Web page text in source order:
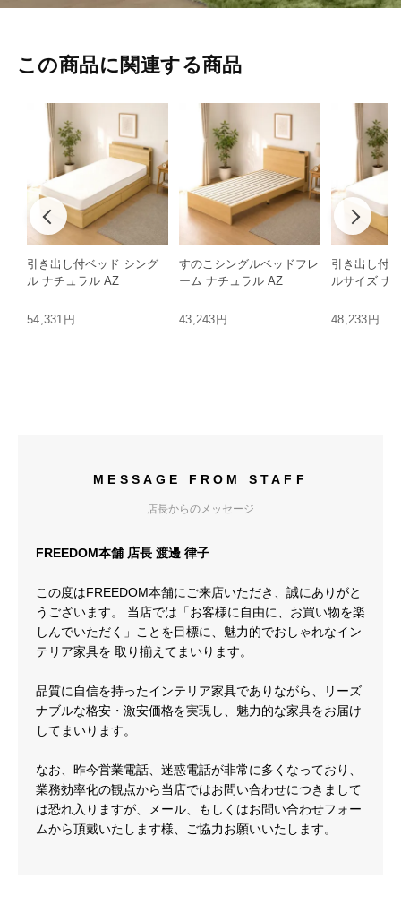
この商品に関連する商品
引き出し付ベッド シング
ル ナチュラル AZ
54,331円
すのこシングルベッドフレ
ーム ナチュラル AZ
43,243円
引き出し付
ルサイズ ナ
48,233円
MESSAGE FROM STAFF
店長からのメッセージ
FREEDOM本舗 店長 渡邊 律子
この度はFREEDOM本舗にご来店いただき、誠にありがと
うございます。 当店では「お客様に自由に、お買い物を楽
しんでいただく」ことを目標に、魅力的でおしゃれなイン
テリア家具を 取り揃えてまいります。
品質に自信を持ったインテリア家具でありながら、リーズ
ナブルな格安・激安価格を実現し、魅力的な家具をお届け
してまいります。
なお、昨今営業電話、迷惑電話が非常に多くなっており、
業務効率化の観点から当店ではお問い合わせにつきまして
は恐れ入りますが、メール、もしくはお問い合わせフォー
ムから頂戴いたします様、ご協力お願いいたします。